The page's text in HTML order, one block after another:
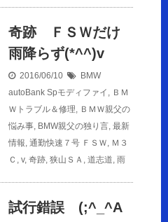
奇跡 ＦＳＷだけ
雨降らず(*^^)v
2016/06/10
BMW
autoBank Spモディファイ , ＢＭ
Ｗトラブル＆修理, ＢＭＷ親父の
悩み事, BMW親父の独り言, 最新
情報, 通勤快速７号 ＦＳＷ, Ｍ３
Ｃ , v, 奇跡, 狭山ＳＡ , 道志道, 雨
試行錯誤 (;^_^A